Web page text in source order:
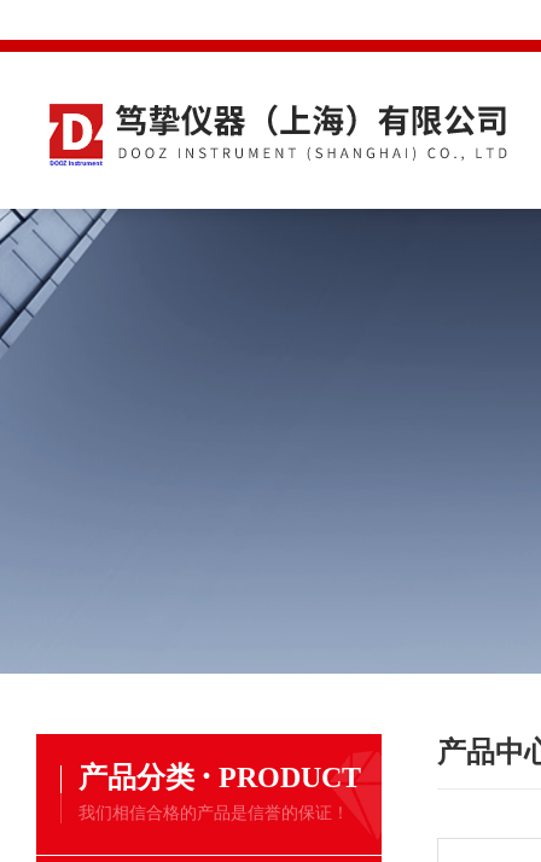
产品分类 · PRODUCT
我们相信合格的产品是信誉的保证！
产品中